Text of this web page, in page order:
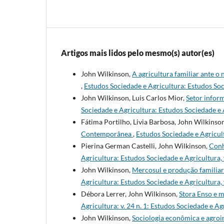
Artigos mais lidos pelo mesmo(s) autor(es)
John Wilkinson,A agricultura familiar ante o
, Estudos Sociedade e Agricultura: Estudos
John Wilkinson, Luis Carlos Mior,Setor
Sociedade e Agricultura: Estudos Sociedade
Fátima Portilho, Livia Barbosa, John
Contemporânea, Estudos Sociedade e
Pierina German Castelli, John Wilkinson,
Agricultura: Estudos Sociedade e Agricultura,
John Wilkinson, Mercosul e produção
Agricultura: Estudos Sociedade e Agricultura,
Débora Lerrer, John Wilkinson,Stora Enso e
Agricultura: v. 24 n. 1: Estudos Sociedade e
John Wilkinson,Sociologia econômica e